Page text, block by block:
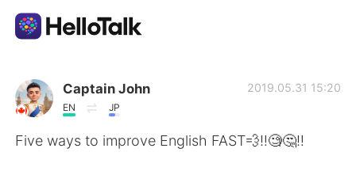
แอปแลกเปลี่ยนทางภาษา
AI Grammar Checker
Captain John
EN JP
2019.05.31 15:20
Five ways to improve English FAST💨‼️🧐🤔‼️